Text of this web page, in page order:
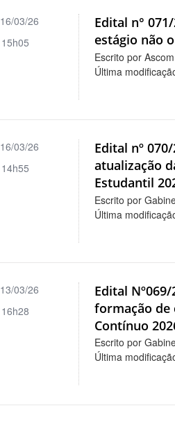
Edital n°
estágio não
Escrito por
Última
16/03/26
15h05
Edital nº
atualização
Estudantil
Escrito por
Última
16/03/26
14h55
Edital
formação de
Contínuo
Escrito por
Última
13/03/26
16h28